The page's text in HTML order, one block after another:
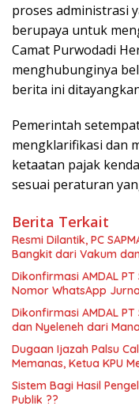
proses administrasi
berupaya untuk
Camat Purwodadi
menghubunginya
berita ini
Pemerintah
mengklarifikasi dan
ketaatan pajak
sesuai peraturan
Berita Terkait
Resmi Dilantik, PC
Bangkit dari Vakum
Dikonfirmasi AMDAL
Nomor WhatsApp
Dikonfirmasi AMDAL
dan Nyeleneh dari
Dugaan Ijazah Palsu
Memanas, Ketua KPU
Sistem Bagi Hasil
Publik ??